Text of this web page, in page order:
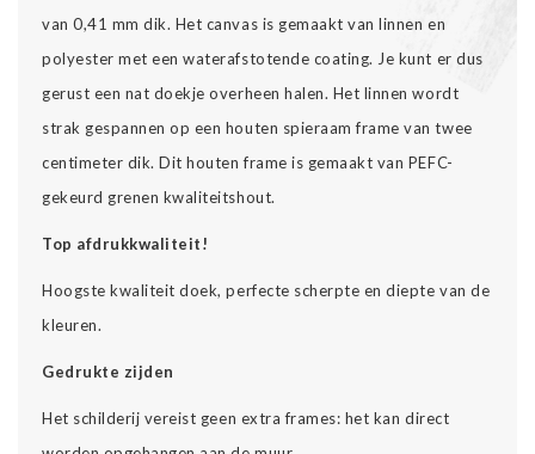
van 0,41 mm dik. Het canvas is gemaakt van linnen en
polyester met een waterafstotende coating. Je kunt er dus
gerust een nat doekje overheen halen. Het linnen wordt
strak gespannen op een houten spieraam frame van twee
centimeter dik. Dit houten frame is gemaakt van PEFC-
gekeurd grenen kwaliteitshout.
Top afdrukkwaliteit!
Hoogste kwaliteit doek, perfecte scherpte en diepte van de
kleuren.
Gedrukte zijden
Het schilderij vereist geen extra frames: het kan direct